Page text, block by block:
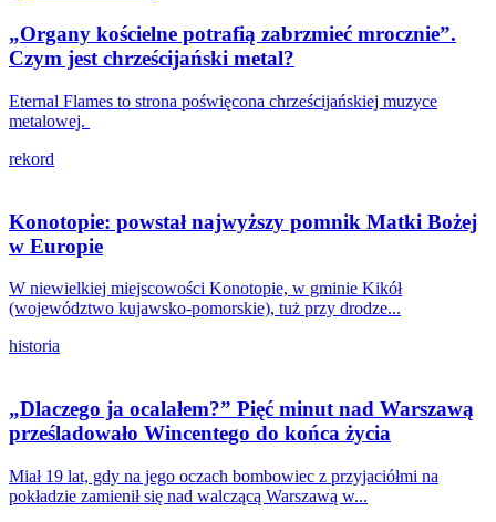
„Organy kościelne potrafią zabrzmieć mrocznie”.
Czym jest chrześcijański metal?
Eternal Flames to strona poświęcona chrześcijańskiej muzyce
metalowej.
rekord
Konotopie: powstał najwyższy pomnik Matki Bożej
w Europie
W niewielkiej miejscowości Konotopie, w gminie Kikół
(województwo kujawsko-pomorskie), tuż przy drodze...
historia
„Dlaczego ja ocalałem?” Pięć minut nad Warszawą
prześladowało Wincentego do końca życia
Miał 19 lat, gdy na jego oczach bombowiec z przyjaciółmi na
pokładzie zamienił się nad walczącą Warszawą w...